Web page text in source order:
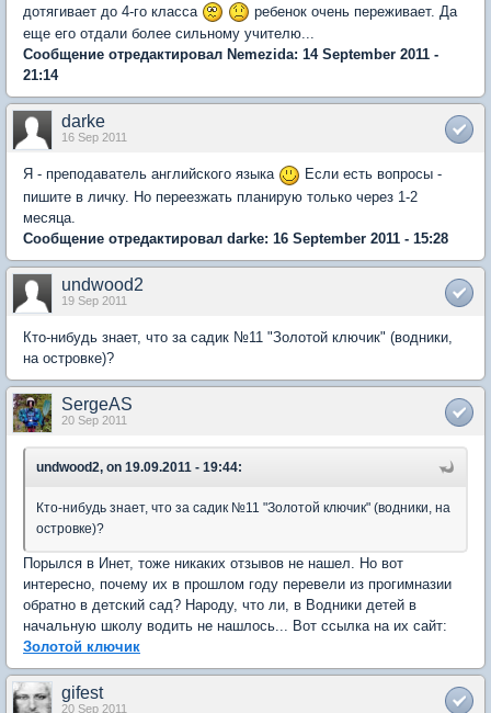
дотягивает до 4-го класса
ребенок очень переживает. Да
еще его отдали более сильному учителю...
Сообщение отредактировал Nemezida: 14 September 2011 -
21:14
darke
16 Sep 2011
Я - преподаватель английского языка
Если есть вопросы -
пишите в личку. Но переезжать планирую только через 1-2
месяца.
Сообщение отредактировал darke: 16 September 2011 - 15:28
undwood2
19 Sep 2011
Кто-нибудь знает, что за садик №11 "Золотой ключик" (водники,
на островке)?
SergeAS
20 Sep 2011
undwood2, on 19.09.2011 - 19:44:
Кто-нибудь знает, что за садик №11 "Золотой ключик" (водники, на
островке)?
Порылся в Инет, тоже никаких отзывов не нашел. Но вот
интересно, почему их в прошлом году перевели из прогимназии
обратно в детский сад? Народу, что ли, в Водники детей в
начальную школу водить не нашлось... Вот ссылка на их сайт:
Золотой ключик
gifest
20 Sep 2011